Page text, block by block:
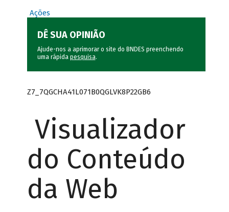
Ações
DÊ SUA OPINIÃO
Ajude-nos a aprimorar o site do BNDES preenchendo
uma rápida pesquisa.
Z7_7QGCHA41L071B0QGLVK8P22GB6
Visualizador
do Conteúdo
da Web